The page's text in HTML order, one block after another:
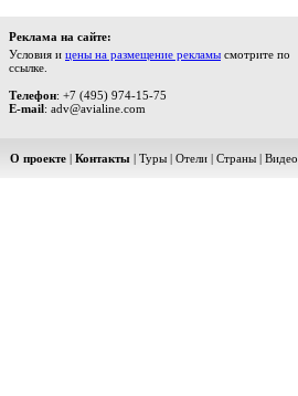
Реклама на сайте:
Условия и цены на размещение рекламы смотрите по
ссылке.
Телефон: +7 (495) 974-15-75
E-mail: adv@avialine.com
О проекте | Контакты | Туры | Отели | Страны | Видео